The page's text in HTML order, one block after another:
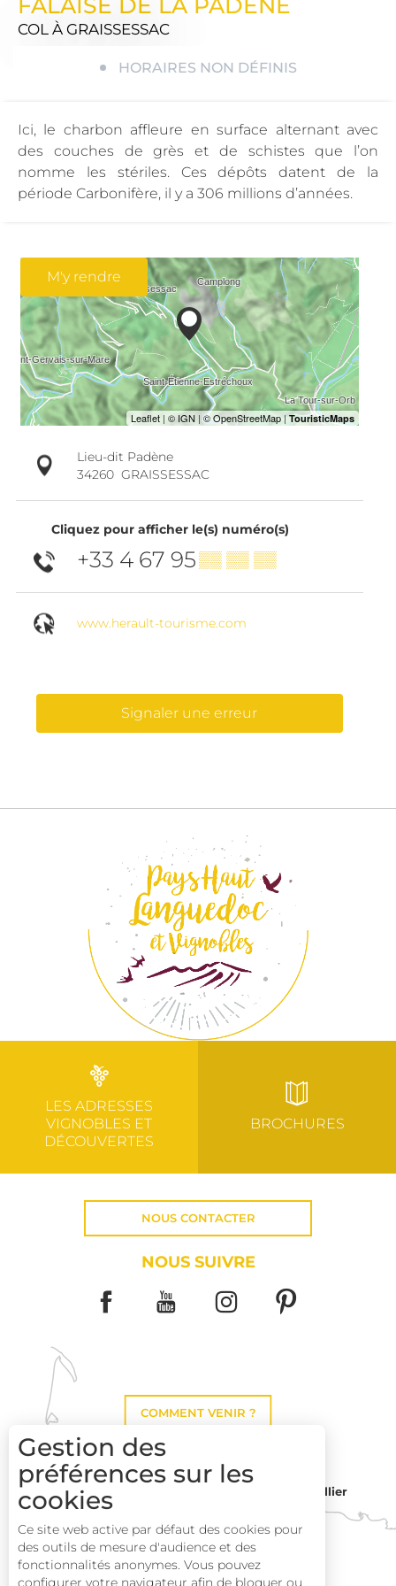
COL À GRAISSESSAC
HORAIRES NON DÉFINIS
Ici, le charbon affleure en surface alternant avec
des couches de grès et de schistes que l’on
nomme les stériles. Ces dépôts datent de la
période Carbonifère, il y a 306 millions d’années.
M'y rendre
Lieu-dit Padène
34260 GRAISSESSAC
Cliquez pour afficher le(s) numéro(s)
+33 4 67 95▒▒ ▒▒ ▒▒
www.herault-tourisme.com
Signaler une erreur
LES ADRESSES
VIGNOBLES ET
DÉCOUVERTES
BROCHURES
NOUS CONTACTER
NOUS SUIVRE
COMMENT VENIR ?
Montpellier
Perpignan
Gestion des
préférences sur les
cookies
Ce site web active par défaut des cookies pour
des outils de mesure d'audience et des
fonctionnalités anonymes. Vous pouvez
configurer votre navigateur afin de bloquer ou